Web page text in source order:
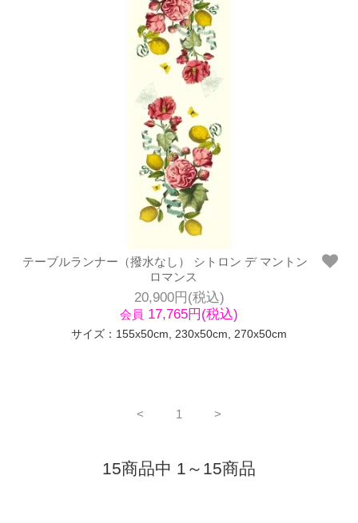
テーブルランナー（撥水なし） シトロン デ マントン
ロマンス
20,900円(税込)
会員 17,765円(税込)
サイズ：155x50cm, 230x50cm, 270x50cm
< 1 >
15商品中 1～15商品